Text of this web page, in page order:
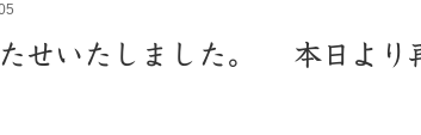
せいたしました。 本日より